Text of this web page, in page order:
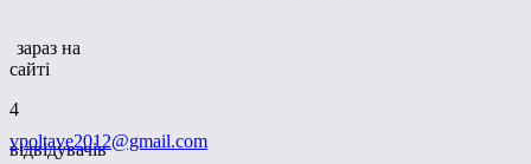
зараз на
сайті
4
відвідувачів
vpoltave2012@gmail.com